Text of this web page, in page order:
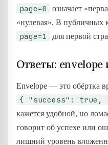
page=0
означает
«нулевая». В публичных
page=1 для первой
Ответы: envelope
Envelope — это обёртка
{ "success":
кажется удобной, но
говорит об успехе или
лишний уровень